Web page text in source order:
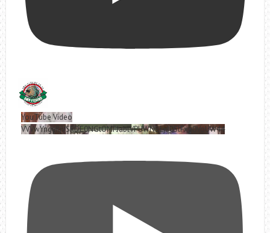
YouTube Video
VVVwYngyRjVSRDE0NGtOMFJablVPUWNBLjd0SlFxa0VoUW44